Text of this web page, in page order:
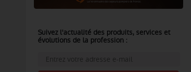
Suivez l'actualité des produits, services et
évolutions de la profession :